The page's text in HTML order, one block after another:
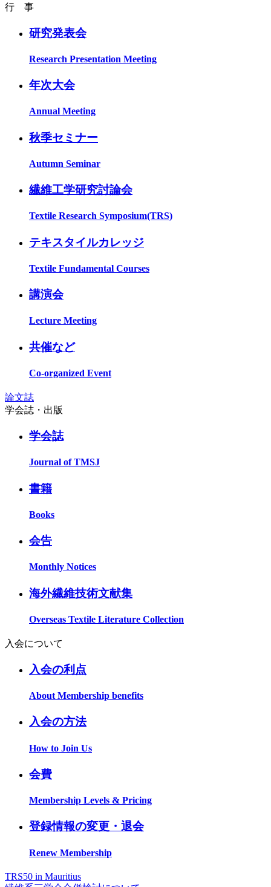
行 事
研究発表会
Research Presentation Meeting
年次大会
Annual Meeting
秋季セミナー
Autumn Seminar
繊維工学研究討論会
Textile Research Symposium(TRS)
テキスタイルカレッジ
Textile Fundamental Courses
講演会
Lecture Meeting
共催など
Co-organized Event
論文誌
学会誌・出版
学会誌
Journal of TMSJ
書籍
Books
会告
Monthly Notices
海外繊維技術文献集
Overseas Textile Literature Collection
入会について
入会の利点
About Membership benefits
入会の方法
How to Join Us
会費
Membership Levels & Pricing
登録情報の変更・退会
Renew Membership
TRS50 in Mauritius